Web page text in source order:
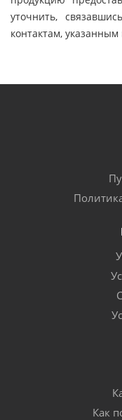
уточнить,
контактам, указанным
Как